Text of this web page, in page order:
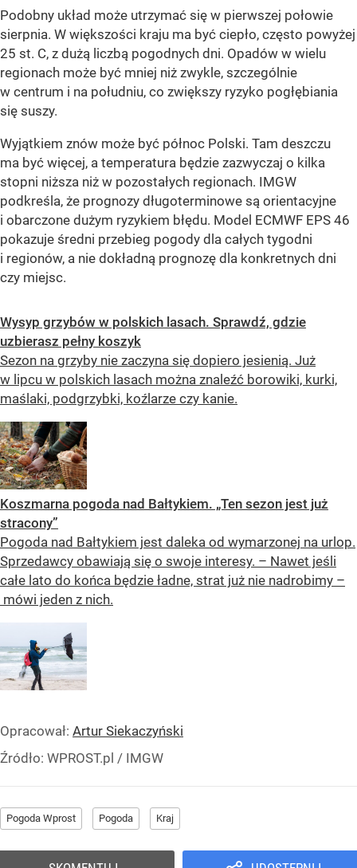
Podobny układ może utrzymać się w pierwszej połowie
sierpnia. W większości kraju ma być ciepło, często powyżej
25 st. C, z dużą liczbą pogodnych dni. Opadów w wielu
regionach może być mniej niż zwykle, szczególnie
w centrum i na południu, co zwiększy ryzyko pogłębiania
się suszy.
Wyjątkiem znów może być północ Polski. Tam deszczu
ma być więcej, a temperatura będzie zazwyczaj o kilka
stopni niższa niż w pozostałych regionach. IMGW
podkreśla, że prognozy długoterminowe są orientacyjne
i obarczone dużym ryzykiem błędu. Model ECMWF EPS 46
pokazuje średni przebieg pogody dla całych tygodni
i regionów, a nie dokładną prognozę dla konkretnych dni
czy miejsc.
Wysyp grzybów w polskich lasach. Sprawdź, gdzie
uzbierasz pełny koszyk
Sezon na grzyby nie zaczyna się dopiero jesienią. Już
w lipcu w polskich lasach można znaleźć borowiki, kurki,
maślaki, podgrzybki, koźlarze czy kanie.
Koszmarna pogoda nad Bałtykiem. „Ten sezon jest już
stracony”
Pogoda nad Bałtykiem jest daleka od wymarzonej na urlop.
Sprzedawcy obawiają się o swoje interesy. – Nawet jeśli
całe lato do końca będzie ładne, strat już nie nadrobimy –
mówi jeden z nich.
Opracował: Artur Siekaczyński
Źródło: WPROST.pl / IMGW
Pogoda Wprost Pogoda Kraj